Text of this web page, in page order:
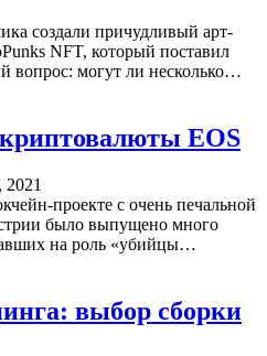
создали причудливый арт-
NFT, который поставил
вопрос: могут ли несколько…
EOS
проекте с очень печальной
было выпущено много
на роль «убийцы…
выбор сборки